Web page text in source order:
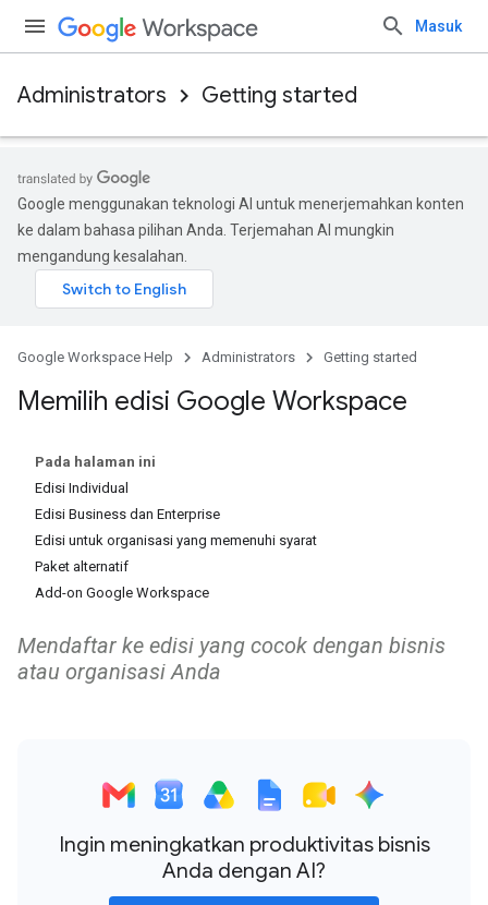
Masuk
Administrators Getting started
Google menggunakan teknologi AI untuk menerjemahkan konten
ke dalam bahasa pilihan Anda. Terjemahan AI mungkin
mengandung kesalahan.
Google Workspace Help Administrators Getting started
Memilih edisi Google Workspace
Pada halaman ini
Edisi Individual
Edisi Business dan Enterprise
Edisi untuk organisasi yang memenuhi syarat
Paket alternatif
Add-on Google Workspace
Mendaftar ke edisi yang cocok dengan bisnis
atau organisasi Anda
Ingin meningkatkan produktivitas bisnis
Anda dengan AI?